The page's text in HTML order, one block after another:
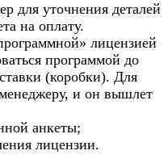
для уточнения деталей
на оплату.
лицензией
программой до
(коробки). Для
и он вышлет
анкеты;
лицензии.